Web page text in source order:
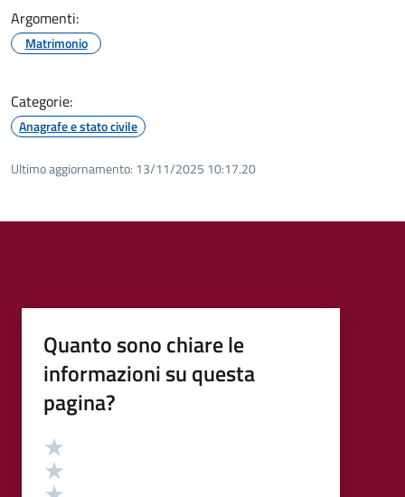
Argomenti:
Matrimonio
Categorie:
Anagrafe e stato civile
Ultimo aggiornamento: 13/11/2025 10:17.20
Quanto sono chiare le
informazioni su questa
pagina?
Valutazione